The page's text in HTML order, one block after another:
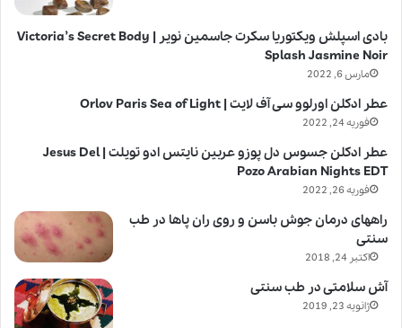
بادی اسپلش ویکتوریا سکرت جاسمین نویر | Victoria’s Secret Body
Splash Jasmine Noir
مارس 6, 2022
عطر ادکلن اورلوو سی آف لایت | Orlov Paris Sea of Light
فوریه 24, 2022
عطر ادکلن جسوس دل پوزو عربین نایتس ادو تویلت | Jesus Del
Pozo Arabian Nights EDT
فوریه 26, 2022
راههای درمان جوش باسن و روی ران پاها در طب
سنتی
اکتبر 24, 2018
آش سلامتی در طب سنتی
ژانویه 23, 2019